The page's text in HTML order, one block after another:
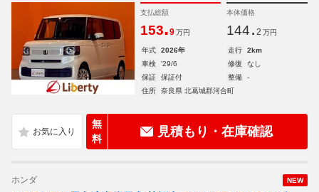
支払総額
153.9 万円
本体価格
144. 2 万円
年式 2026年 走行
2km
車検
'29/6 修復
なし
保証
保証付 整備
-
住所
奈良県 北葛城郡河合町
無
料
見積もり・在庫確認
NEW
ホンダ